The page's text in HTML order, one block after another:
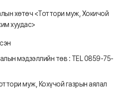
хөтөч <Тоттори муж, Хокичой
хуудас>
мэдээллийн төв : TEL 0859-75-
муж, Кохүчой газрын аялал